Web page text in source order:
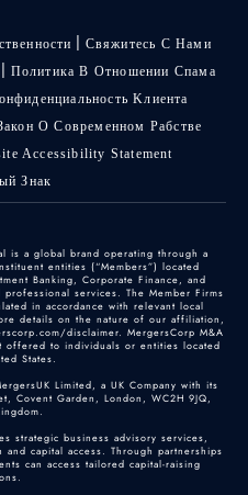
Свяжитесь С Нами
Политика В Отношении Спама
Kлиента
О Современном Рабстве
Accessibility Statement
Знак
is a global brand operating through a
entities (“Members”) located
Banking, Corporate Finance, and
services. The Member Firms
in accordance with relevant local
details on the nature of our affiliation,
disclaimer. MergersCorp M&A
offered to individuals or entities located
States.
Limited, a UK Company with its
Covent Garden, London, WC2H 9JQ,
strategic business advisory services,
capital access. Through partnerships
can access tailored capital-raising